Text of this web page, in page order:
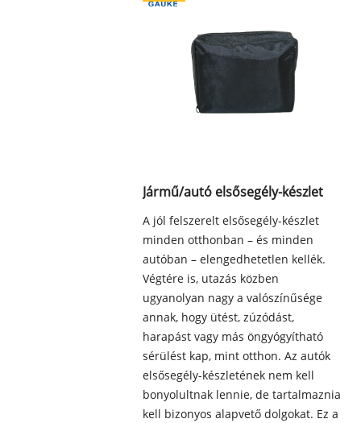
Jármű/autó elsősegély-készlet
A jól felszerelt elsősegély-készlet
minden otthonban – és minden
autóban – elengedhetetlen kellék.
Végtére is, utazás közben
ugyanolyan nagy a valószínűsége
annak, hogy ütést, zúzódást,
harapást vagy más öngyógyítható
sérülést kap, mint otthon. Az autók
elsősegély-készletének nem kell
bonyolultnak lennie, de tartalmaznia
kell bizonyos alapvető dolgokat. Ez a